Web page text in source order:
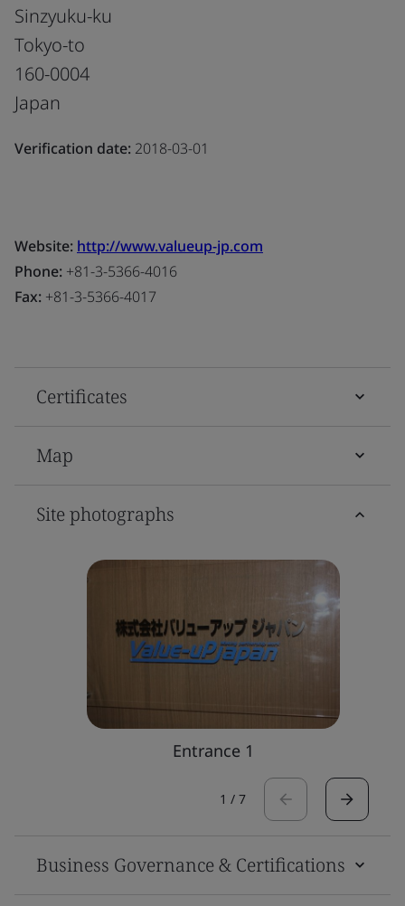
Sinzyuku-ku
Tokyo-to
160-0004
Japan
Verification date: 2018-03-01
Website: http://www.valueup-jp.com
Phone: +81-3-5366-4016
Fax: +81-3-5366-4017
Certificates
Map
Site photographs
Entrance 1
1 / 7
Business Governance & Certifications